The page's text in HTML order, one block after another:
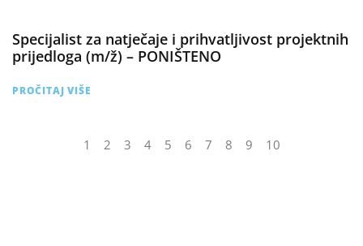
Specijalist za natječaje i prihvatljivost projektnih
prijedloga (m/ž) – PONIŠTENO
PROČITAJ VIŠE
1 2 3 4 5 6 7 8 9 10